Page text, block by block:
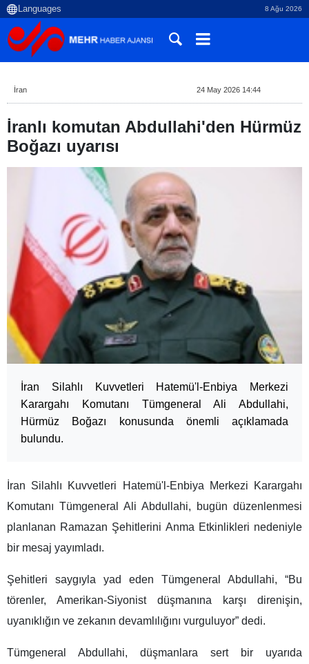
8 Ağu 2026
İran 24 May 2026 14:44
İranlı komutan Abdullahi'den Hürmüz
Boğazı uyarısı
İran Silahlı Kuvvetleri Hatemü'l-Enbiya Merkezi
Karargahı Komutanı Tümgeneral Ali Abdullahi,
Hürmüz Boğazı konusunda önemli açıklamada
bulundu.
İran Silahlı Kuvvetleri Hatemü'l-Enbiya Merkezi Karargahı
Komutanı Tümgeneral Ali Abdullahi, bugün düzenlenmesi
planlanan Ramazan Şehitlerini Anma Etkinlikleri nedeniyle
bir mesaj yayımladı.
Şehitleri saygıyla yad eden Tümgeneral Abdullahi, “Bu
törenler, Amerikan-Siyonist düşmanına karşı direnişin,
uyanıklığın ve zekanın devamlılığını vurguluyor” dedi.
Tümgeneral Abdullahi, düşmanlara sert bir uyarıda